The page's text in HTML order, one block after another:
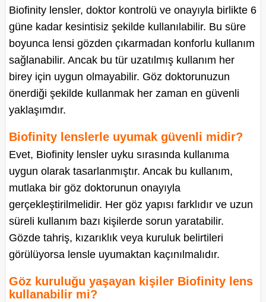
Biofinity lensler, doktor kontrolü ve onayıyla birlikte 6
güne kadar kesintisiz şekilde kullanılabilir. Bu süre
boyunca lensi gözden çıkarmadan konforlu kullanım
sağlanabilir. Ancak bu tür uzatılmış kullanım her
birey için uygun olmayabilir. Göz doktorunuzun
önerdiği şekilde kullanmak her zaman en güvenli
yaklaşımdır.
Biofinity lenslerle uyumak güvenli midir?
Evet, Biofinity lensler uyku sırasında kullanıma
uygun olarak tasarlanmıştır. Ancak bu kullanım,
mutlaka bir göz doktorunun onayıyla
gerçekleştirilmelidir. Her göz yapısı farklıdır ve uzun
süreli kullanım bazı kişilerde sorun yaratabilir.
Gözde tahriş, kızarıklık veya kuruluk belirtileri
görülüyorsa lensle uyumaktan kaçınılmalıdır.
Göz kuruluğu yaşayan kişiler Biofinity lens
kullanabilir mi?